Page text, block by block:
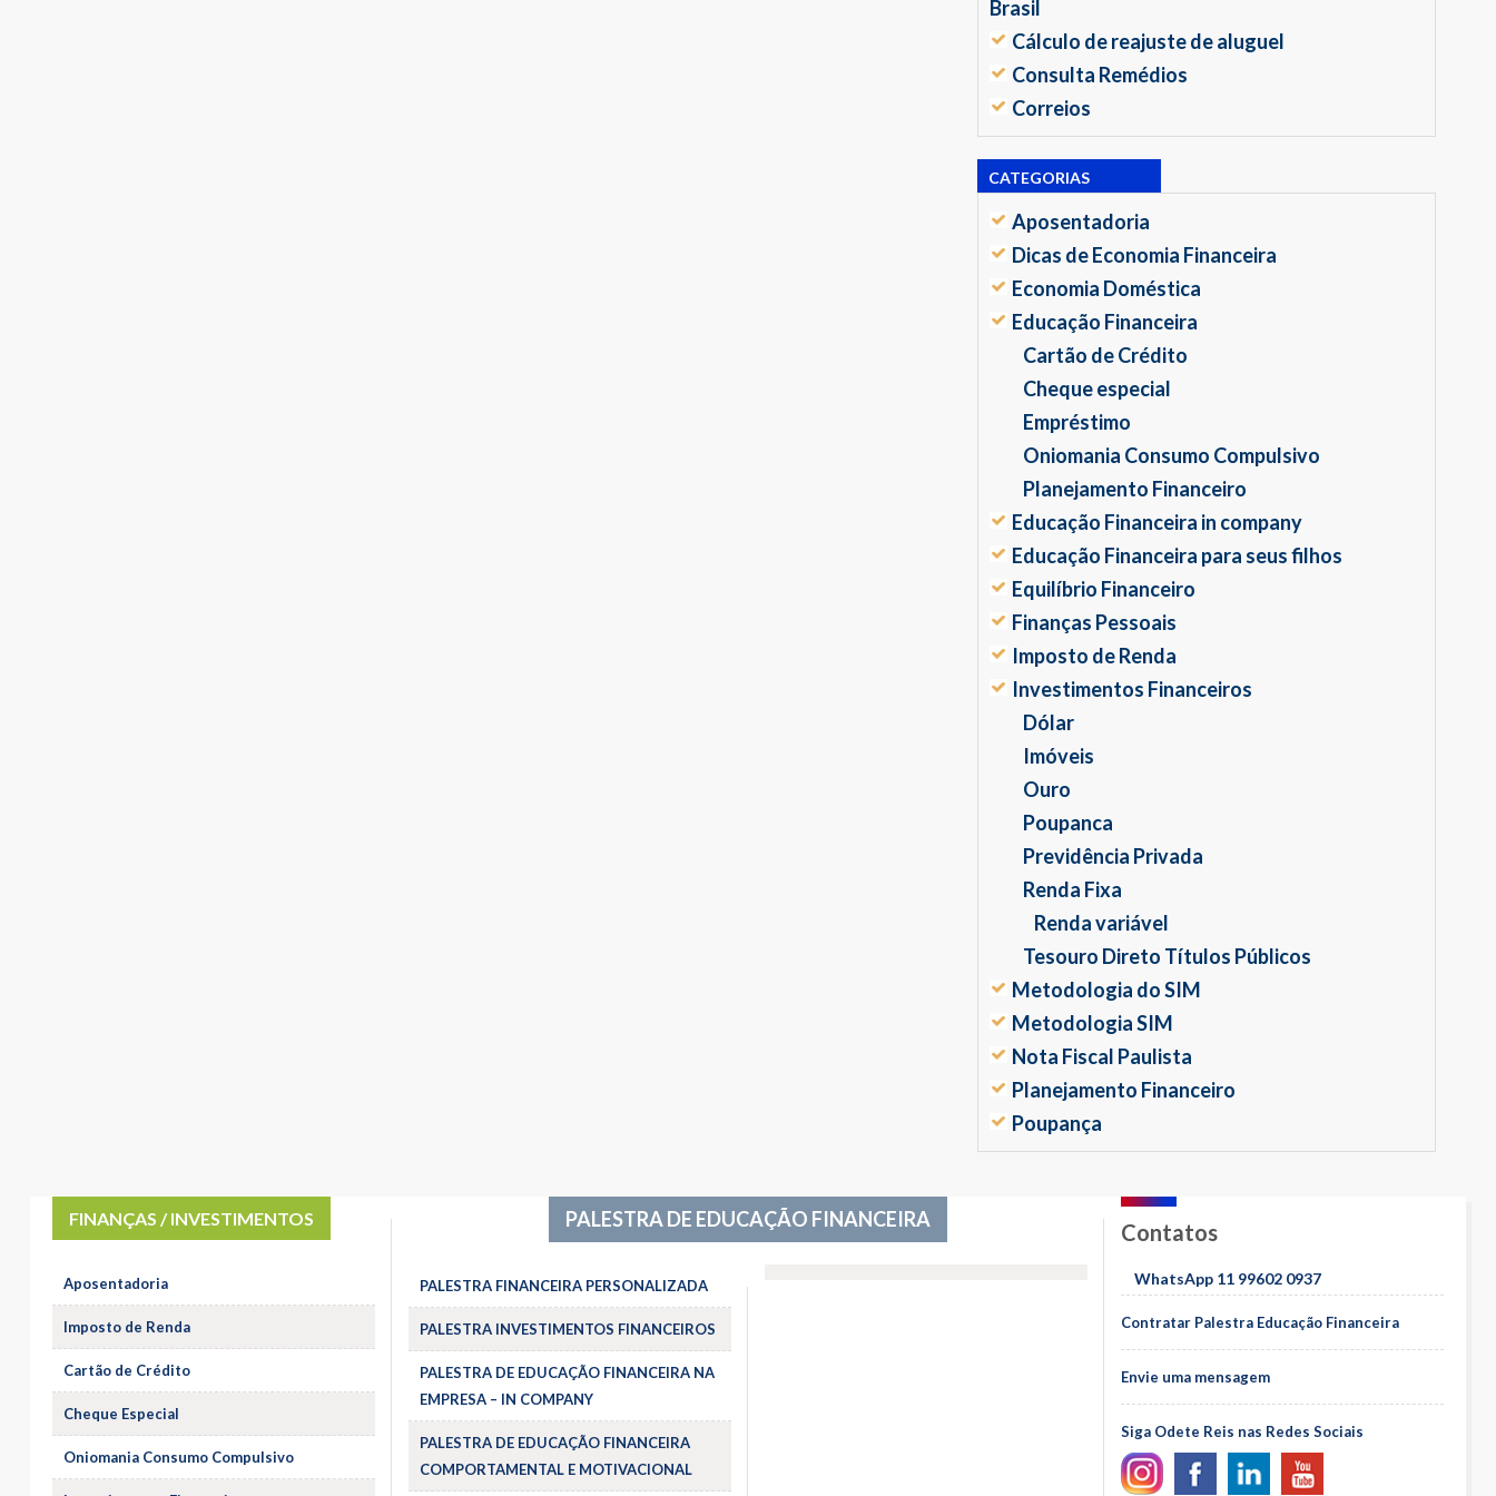
Brasil
Cálculo de reajuste de aluguel
Consulta Remédios
Correios
CATEGORIAS
Aposentadoria
Dicas de Economia Financeira
Economia Doméstica
Educação Financeira
Cartão de Crédito
Cheque especial
Empréstimo
Oniomania Consumo Compulsivo
Planejamento Financeiro
Educação Financeira in company
Educação Financeira para seus filhos
Equilíbrio Financeiro
Finanças Pessoais
Imposto de Renda
Investimentos Financeiros
Dólar
Imóveis
Ouro
Poupanca
Previdência Privada
Renda Fixa
Renda variável
Tesouro Direto Títulos Públicos
Metodologia do SIM
Metodologia SIM
Nota Fiscal Paulista
Planejamento Financeiro
Poupança
FINANÇAS / INVESTIMENTOS
Aposentadoria
Imposto de Renda
Cartão de Crédito
Cheque Especial
Oniomania Consumo Compulsivo
PALESTRA DE EDUCAÇÃO FINANCEIRA
PALESTRA FINANCEIRA PERSONALIZADA
PALESTRA INVESTIMENTOS FINANCEIROS
PALESTRA DE EDUCAÇÃO FINANCEIRA NA
EMPRESA – IN COMPANY
PALESTRA DE EDUCAÇÃO FINANCEIRA
COMPORTAMENTAL E MOTIVACIONAL
Contatos
WhatsApp 11 99602 0937
Contratar Palestra Educação Financeira
Envie uma mensagem
Siga Odete Reis nas Redes Sociais